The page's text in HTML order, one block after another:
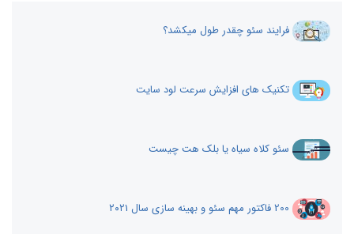
فرایند سئو چقدر طول میکشد؟
تکنیک های افزایش سرعت لود سایت
سئو کلاه سیاه یا بلک هت چیست